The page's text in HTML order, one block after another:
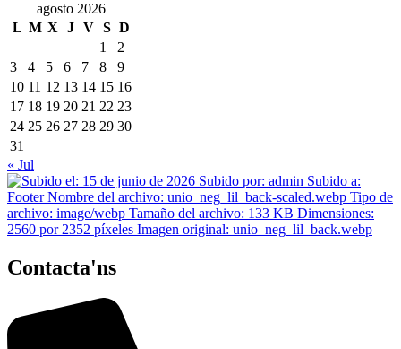
agosto 2026
L M X J V S D
1
2
3
4 5 6 7 8
9
10 11 12 13 14 15 16
17 18 19 20 21 22 23
24 25 26 27 28 29 30
31
« Jul
Contacta'ns